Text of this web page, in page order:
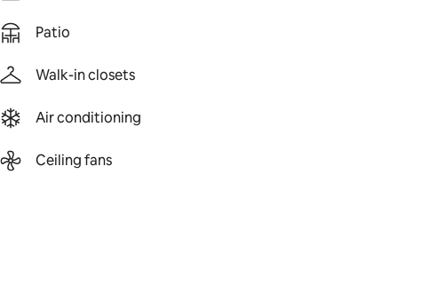
Patio
Walk-in closets
Air conditioning
Ceiling fans